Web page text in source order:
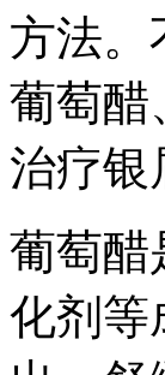
方法。
葡萄醋
治疗银
葡萄醋
化剂等